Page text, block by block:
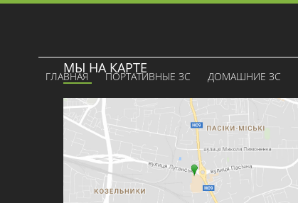
ГЛАВНАЯ ПОРТАТИВНЫЕ ЗС ДОМАШНИЕ ЗС
МЫ НА КАРТЕ